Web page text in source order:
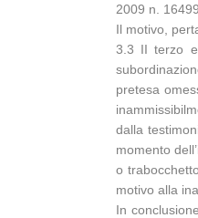
2009 n.
Il motivo,
3.3 II terzo e
pretesa
dalla
momento
o
motivo alla
In